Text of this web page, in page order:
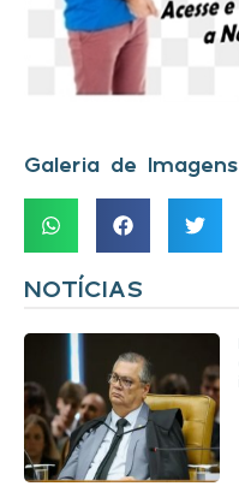
Galeria de Imagens
NOTÍCIAS